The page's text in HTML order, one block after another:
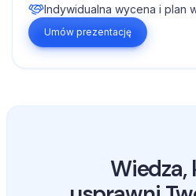
Indywidualna wycena i plan
Umów prezentację
Wiedza,